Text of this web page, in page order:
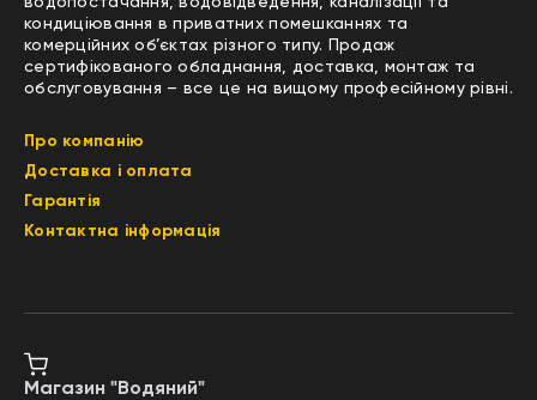
кондиціювання в приватних помешканнях та
комерційних об’єктах різного типу. Продаж
сертифікованого обладнання, доставка, монтаж та
обслуговування – все це на вищому професійному рівні.
Про компанію
Доставка і оплата
Гарантія
Контактна інформація
Магазин "Водяний"